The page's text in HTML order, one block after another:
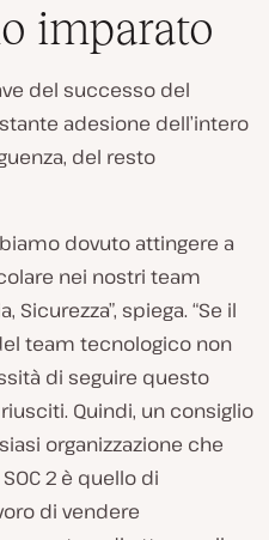
imparato
del successo del
adesione dell’intero
del resto
dovuto attingere a
nei nostri team
Sicurezza”, spiega. “Se il
team tecnologico non
di seguire questo
Quindi, un consiglio
organizzazione che
2 è quello di
di vendere